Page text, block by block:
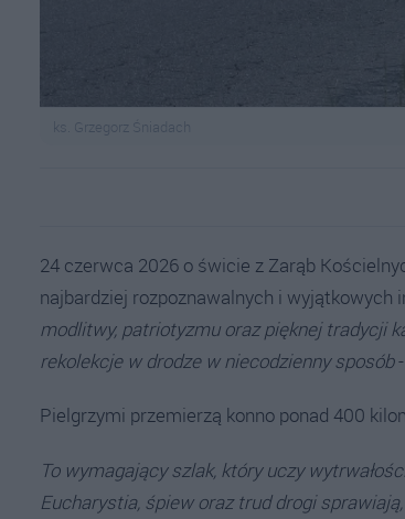
ks. Grzegorz Śniadach
24 czerwca 2026 o świcie z Zarąb
najbardziej rozpoznawalnych i
modlitwy, patriotyzmu oraz pięknej tradycji
rekolekcje w drodze w niecodzienny sposób
Pielgrzymi przemierzą konno ponad 400
To wymagający szlak, który uczy
Eucharystia, śpiew oraz trud drogi